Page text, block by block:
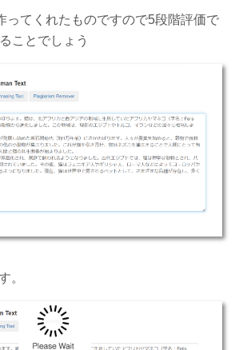
ってくれたものですので5段階評価で
ことでしょう
。